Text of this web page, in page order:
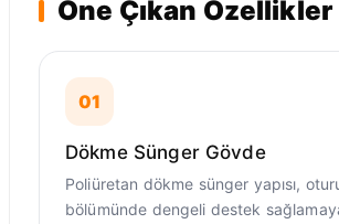
Öne Çıkan Özellikler
01
Dökme Sünger Gövde
Poliüretan dökme sünger yapısı,
bölümünde dengeli destek